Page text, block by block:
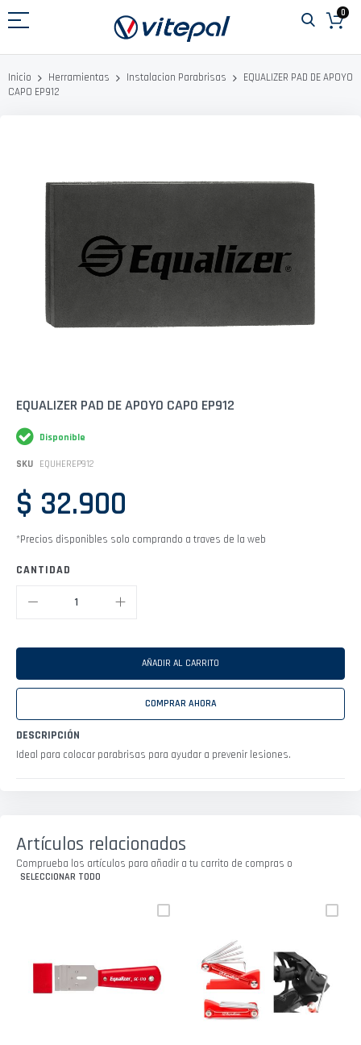
al
0
Inicio Herramientas Instalacion Parabrisas
EQUALIZER PAD DE APOYO
CAPO EP912
galería
imágenes
Saltar
comienzo
de
galería
imágenes
EQUALIZER PAD DE APOYO CAPO EP912
Disponible
SKU EQUHEREP912
$ 32.900
*Precios disponibles solo comprando a traves de la web
CANTIDAD
AÑADIR AL CARRITO
COMPRAR AHORA
DESCRIPCIÓN
Ideal para colocar parabrisas para ayudar a prevenir lesiones.
Artículos relacionados
Comprueba los artículos para añadir a tu carrito de compras o
SELECCIONAR TODO